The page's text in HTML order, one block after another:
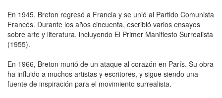
En 1945, Breton regresó a Francia y se unió al Partido Comunista
Francés. Durante los años cincuenta, escribió varios ensayos
sobre arte y literatura, incluyendo El Primer Manifiesto Surrealista
(1955).
En 1966, Breton murió de un ataque al corazón en París. Su obra
ha influido a muchos artistas y escritores, y sigue siendo una
fuente de inspiración para el movimiento surrealista.